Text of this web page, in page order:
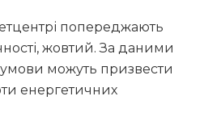
попереджають
жовтий. За даними
умови можуть призвести
енергетичних